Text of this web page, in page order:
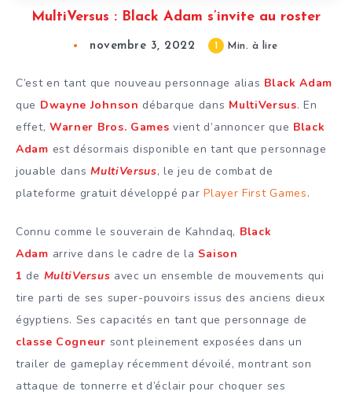
MultiVersus : Black Adam s’invite au roster
novembre 3, 2022 1 Min. à lire
C’est en tant que nouveau personnage alias Black Adam
que Dwayne Johnson débarque dans MultiVersus. En
effet, Warner Bros. Games vient d’annoncer que Black
Adam est désormais disponible en tant que personnage
jouable dansMultiVersus, le jeu de combat de
plateforme gratuit développé parPlayer First Games.
Connu comme le souverain de Kahndaq, Black
Adam arrive dans le cadre de la Saison
1 de MultiVersus avec un ensemble de mouvements qui
tire parti de ses super-pouvoirs issus des anciens dieux
égyptiens. Ses capacités en tant que personnage de
classe Cogneur sont pleinement exposées dans un
trailer de gameplay récemment dévoilé, montrant son
attaque de tonnerre et d’éclair pour choquer ses